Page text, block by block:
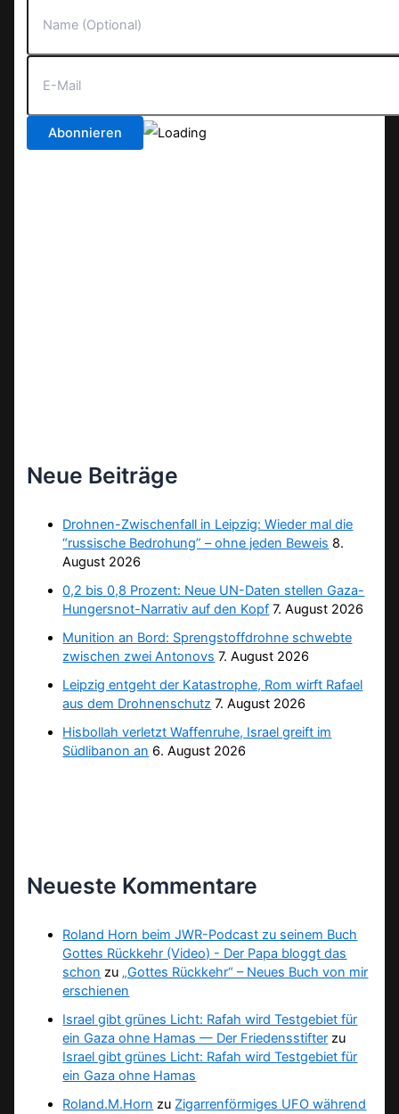
Neue Beiträge
Drohnen-Zwischenfall in Leipzig: Wieder mal die
“russische Bedrohung” – ohne jeden Beweis 8.
August 2026
0,2 bis 0,8 Prozent: Neue UN-Daten stellen Gaza-
Hungersnot-Narrativ auf den Kopf 7. August 2026
Munition an Bord: Sprengstoffdrohne schwebte
zwischen zwei Antonovs 7. August 2026
Leipzig entgeht der Katastrophe, Rom wirft Rafael
aus dem Drohnenschutz 7. August 2026
Hisbollah verletzt Waffenruhe, Israel greift im
Südlibanon an 6. August 2026
Neueste Kommentare
Roland Horn beim JWR-Podcast zu seinem Buch
Gottes Rückkehr (Video) - Der Papa bloggt das
schon zu „Gottes Rückkehr“ – Neues Buch von mir
erschienen
Israel gibt grünes Licht: Rafah wird Testgebiet für
ein Gaza ohne Hamas — Der Friedensstifter zu
Israel gibt grünes Licht: Rafah wird Testgebiet für
ein Gaza ohne Hamas
Roland.M.Horn zu Zigarrenförmiges UFO während